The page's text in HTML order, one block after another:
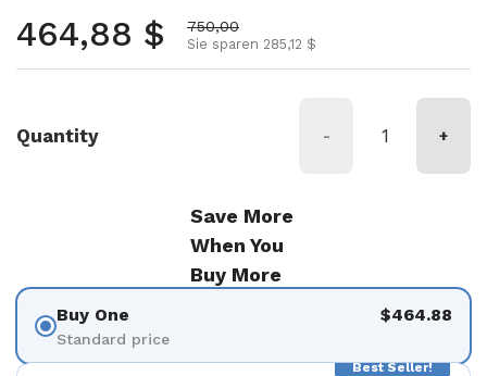
Normalpreis
464,88 $ Aktionspreis
750,00
Sie sparen 285,12 $
Quantity - +
Save More
When You
Buy More
Buy One
Standard price
$464.88
Best Seller!